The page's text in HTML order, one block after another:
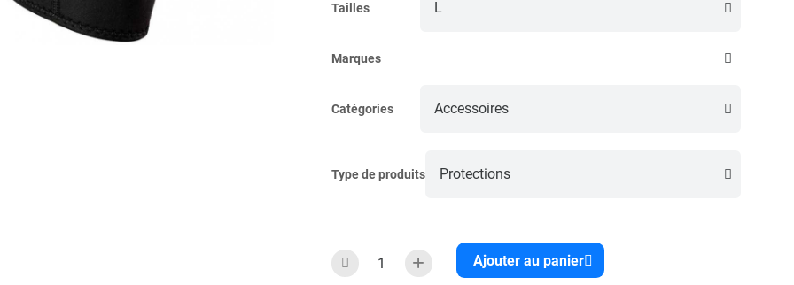
Tailles
Marques
Catégories
Type de produits
Ajouter au panier